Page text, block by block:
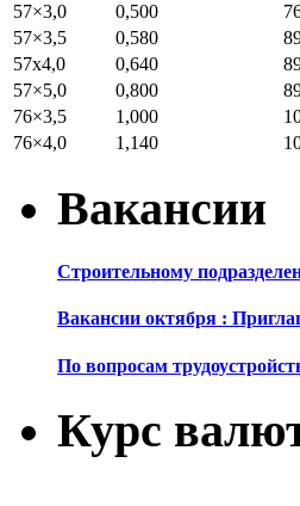
57×3,0
0,500
57×3,5
0,580
57х4,0
0,640
57×5,0
0,800
76×3,5
1,000
76×4,0
1,140
Вакансии
Строительному
Вакансии октября :
По вопросам
Курс